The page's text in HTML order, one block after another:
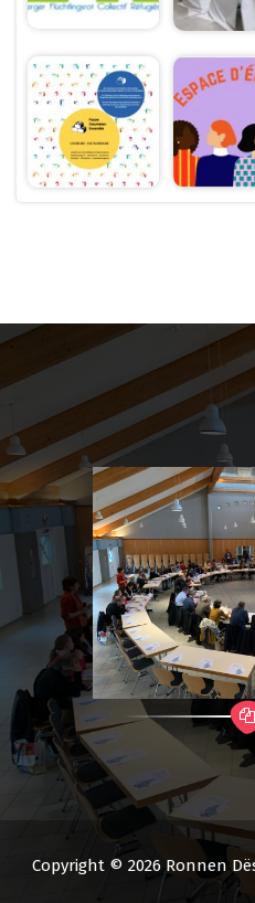
Copyright © 2026 Ronnen